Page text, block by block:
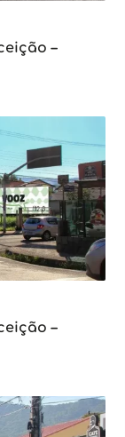
–
–